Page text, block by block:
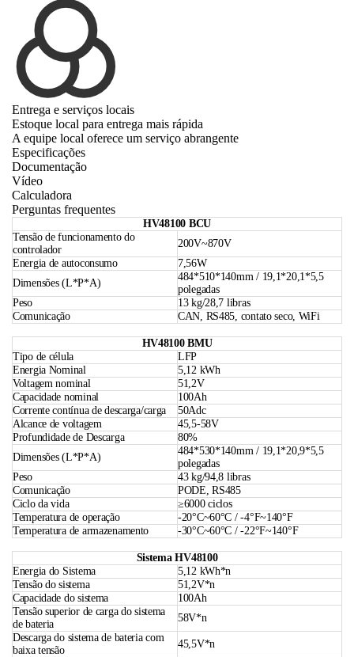
Entrega e serviços locais
Estoque local para entrega mais rápida
A equipe local oferece um serviço abrangente
Especificações
Documentação
Vídeo
Calculadora
Perguntas frequentes
HV48100 BCU
Tensão de funcionamento do
controlador
200V~870V
Energia de autoconsumo
7,56W
Dimensões (L*P*A)
484*510*140mm / 19,1*20,1*5,5
polegadas
Peso
13 kg/28,7 libras
Comunicação
CAN, RS485, contato seco, WiFi
HV48100 BMU
Tipo de célula
LFP
Energia Nominal
5,12 kWh
Voltagem nominal
51,2V
Capacidade nominal
100Ah
Corrente contínua de descarga/carga
50Adc
Alcance de voltagem
45,5-58V
Profundidade de Descarga
80%
Dimensões (L*P*A)
484*530*140mm / 19,1*20,9*5,5
polegadas
Peso
43 kg/94,8 libras
Comunicação
PODE, RS485
Ciclo da vida
≥6000 ciclos
Temperatura de operação
-20°C~60°C / -4°F~140°F
Temperatura de armazenamento
-30°C~60°C / -22°F~140°F
Sistema HV48100
Energia do Sistema
5,12 kWh*n
Tensão do sistema
51,2V*n
Capacidade do sistema
100Ah
Tensão superior de carga do sistema
de bateria
58V*n
Descarga do sistema de bateria com
baixa tensão
45,5V*n